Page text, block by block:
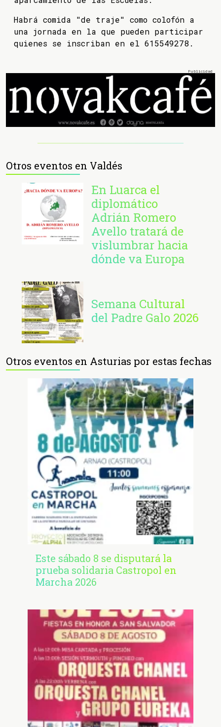
Habrá comida "de traje" como colofón a
una jornada en la que pueden participar
quienes se inscriban en el 615549278.
Otros eventos en Valdés
En Luarca el
diplomático
Adrián Romero
Avello tratará de
vislumbrar hacia
dónde va Europa
Semana Cultural
del Padre Galo 2026
Otros eventos en Asturias por estas fechas
Este sábado 8 se disputará la
prueba solidaria Castropol en
Marcha 2026